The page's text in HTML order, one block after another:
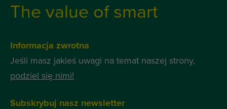
The value of smart
Informacja zwrotna
Jeśli masz jakieś uwagi na temat naszej strony,
podziel się nimi!
Subskrybuj nasz newsletter